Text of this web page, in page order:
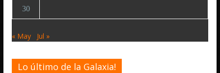
30
« May Jul »
Lo último de la Galaxia!